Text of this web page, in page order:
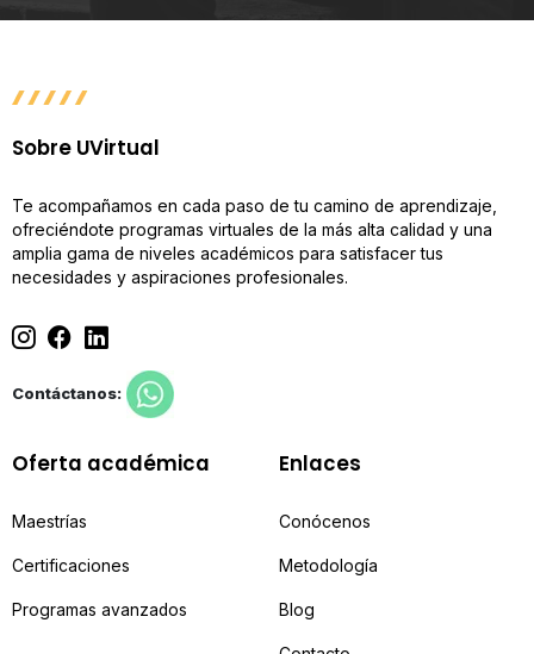
Sobre UVirtual
Te acompañamos en cada paso de tu camino de aprendizaje,
ofreciéndote programas virtuales de la más alta calidad y una
amplia gama de niveles académicos para satisfacer tus
necesidades y aspiraciones profesionales.
Contáctanos:
Oferta académica
Maestrías
Certificaciones
Programas avanzados
Enlaces
Conócenos
Metodología
Blog